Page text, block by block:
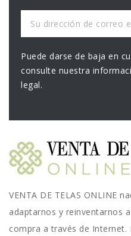
Puede darse de baja en
consulte nuestra
legal.
VENTA DE TELAS ONLINE
adaptarnos y reinventarnos
compra a través de Internet.